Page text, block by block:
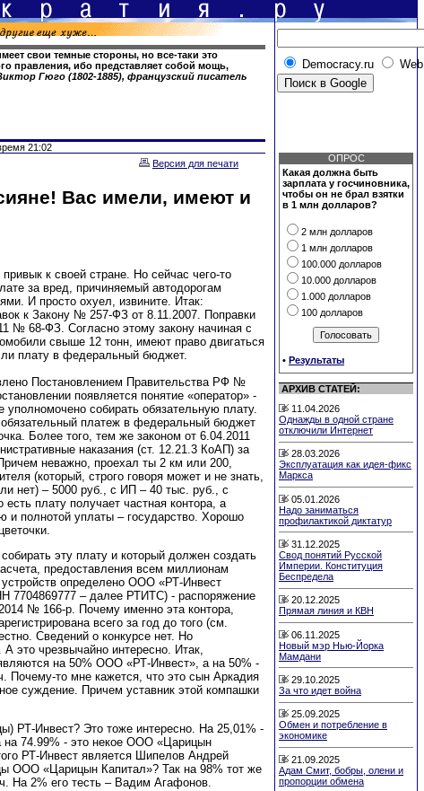
свои темные стороны, но все-таки это
правления, ибо представляет собой мощь,
Гюго (1802-1885), французский писатель
Democracy.ru Web
21:02
Версия для печати
Вас имели, имеют и
к своей стране. Но сейчас чего-то
за вред, причиняемый автодорогам
И просто охуел, извините. Итак:
к Закону № 257-ФЗ от 8.11.2007. Поправки
№ 68-ФЗ. Согласно этому закону начиная с
свыше 12 тонн, имеют право двигаться
плату в федеральный бюджет.
Постановлением Правительства РФ №
появляется понятие «оператор» -
уполномочено собирать обязательную плату.
обязательный платеж в федеральный бюджет
Более того, тем же законом от 6.04.2011
наказания (ст. 12.21.3 КоАП) за
неважно, проехал ты 2 км или 200,
(который, строго говоря может и не знать,
нет) – 5000 руб., с ИП – 40 тыс. руб., с
есть плату получает частная контора, а
и полнотой уплаты – государство. Хорошо
эту плату и который должен создать
предоставления всем миллионам
определено ООО «РТ-Инвест
7704869777 – далее РТИТС) - распоряжение
№ 166-р. Почему именно эта контора,
всего за год до того (см.
Сведений о конкурсе нет. Но
это чрезвычайно интересно. Итак,
на 50% ООО «РТ-Инвест», а на 50% -
Почему-то мне кажется, что это сын Аркадия
суждение. Причем уставник этой компашки
РТ-Инвест? Это тоже интересно. На 25,01% -
на 74.99% - это некое ООО «Царицын
РТ-Инвест является Шипелов Андрей
ООО «Царицын Капитал»? Так на 98% тот же
На 2% его тесть – Вадим Агафонов.
ОПРОС
Какая должна быть
зарплата у госчиновника,
чтобы он не брал взятки
в 1 млн долларов?
2 млн долларов
1 млн долларов
100.000 долларов
10.000 долларов
1.000 долларов
100 долларов
• Результаты
АРХИВ СТАТЕЙ:
11.04.2026
Однажды в одной стране
отключили Интернет
28.03.2026
Эксплуатация как идея-фикс
Маркса
05.01.2026
Надо заниматься
профилактикой диктатур
31.12.2025
Свод понятий Русской
Империи. Конституция
Беспредела
20.12.2025
Прямая линия и КВН
06.11.2025
Новый мэр Нью-Йорка
Мамдани
29.10.2025
За что идет война
25.09.2025
Обмен и потребление в
экономике
21.09.2025
Адам Смит, бобры, олени и
пропорции обмена